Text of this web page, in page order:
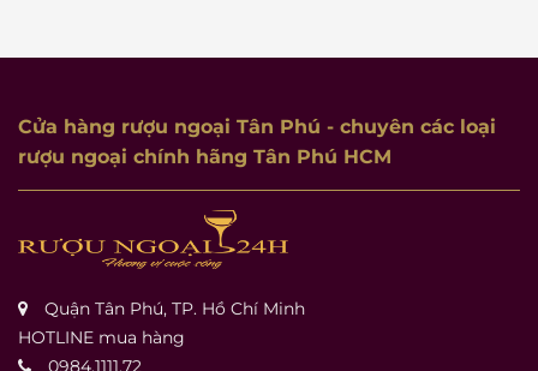
Cửa hàng rượu ngoại Tân Phú - chuyên các loại
rượu ngoại chính hãng Tân Phú HCM
Quận Tân Phú, TP. Hồ Chí Minh
HOTLINE mua hàng
0984.1111.72